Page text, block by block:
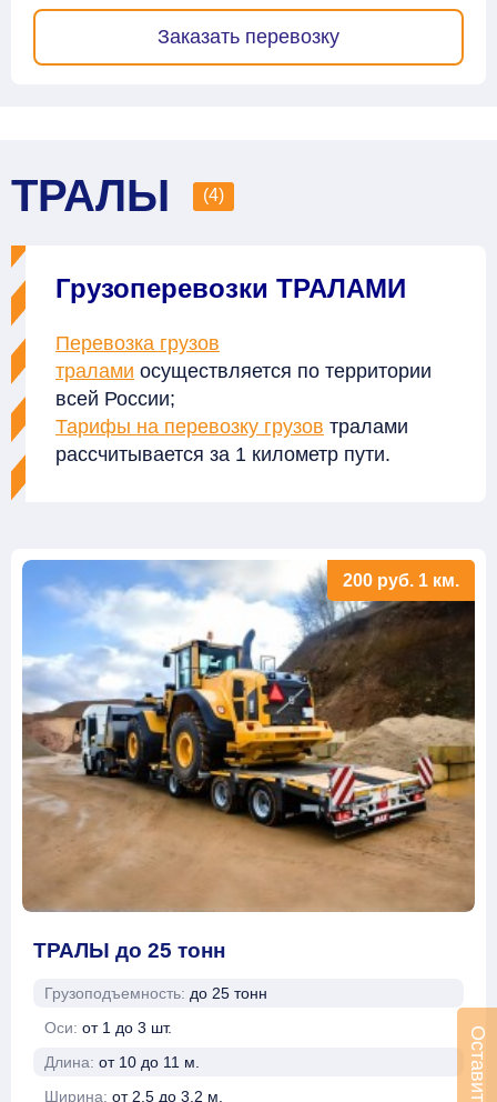
Заказать перевозку
ТРАЛЫ (4)
Грузоперевозки ТРАЛАМИ
Перевозка грузов
тралами осуществляется по территории
всей России;
Тарифы на перевозку грузов тралами
рассчитывается за 1 километр пути.
ТРАЛЫ до 25 тонн
Грузоподъемность: до 25 тонн
Оси: от 1 до 3 шт.
Длина: от 10 до 11 м.
Ширина: от 2.5 до 3.2 м.
200 руб. 1 км.